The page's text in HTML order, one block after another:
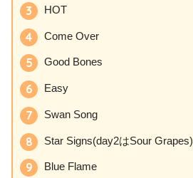
HOT
Come Over
Good Bones
Easy
Swan Song
Star Signs(day2はSour Grapes)
Blue Flame